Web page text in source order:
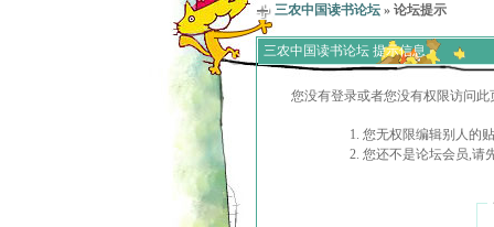
三农中国读书论坛 » 论坛提示
三农中国读书论坛 提示信息
您没有登录或者您没有权限访问
您无权限编辑别人的
您还不是论坛会员,请